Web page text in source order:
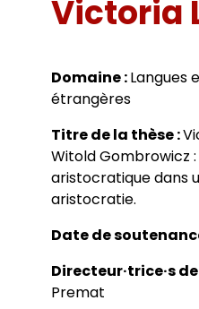
Présentation
Axes de recherche
Projets et réseaux de
Laboratoire junior
Fonctionnement
Titulaires
Autres membres
Doctorants
Jeunes docteurs et
Le Doctorat
Directions de thèse
Représentants des
École doctorale
Masters adossés au LER
Actualités
Vie du laboratoire
Appels à contributions
Événements
Séminaires et
Colloques
Soutenances de
Les Revues du LER
Revue Pandora
Cuadernos LIRICO
Publications
Victoria
Domaine :Langues
étrangères
Titre de la thèse :
Witold Gombrowicz
aristocratique dans
aristocratie.
Date de
Directeur·trice·s
Premat